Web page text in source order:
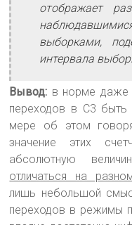
отображает
выборками,
интервала
Вывод: в норме даже
переходов в C3
мере об этом
значение этих
абсолютную
отличаться на
лишь небольшой
переходов в режимы